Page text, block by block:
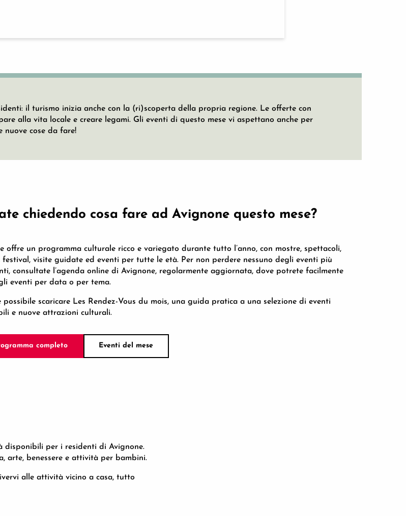
il turismo inizia anche con la (ri)scoperta della propria regione. Le offerte con
alla vita locale e creare legami. Gli eventi di questo mese vi aspettano anche per
nuove cose da fare!
chiedendo cosa fare ad Avignone questo mese?
offre un programma culturale ricco e variegato durante tutto l’anno, con mostre, spettacoli,
festival, visite guidate ed eventi per tutte le età. Per non perdere nessuno degli eventi più
consultate l’agenda online di Avignone, regolarmente aggiornata, dove potrete facilmente
eventi per data o per tema.
possibile scaricare Les Rendez-Vous du mois, una guida pratica a una selezione di eventi
e nuove attrazioni culturali.
completo Eventi del mese
disponibili per i residenti di Avignone.
arte, benessere e attività per bambini.
alle attività vicino a casa, tutto